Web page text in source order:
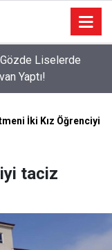
Liselerde
Yaptı!
İki Kız Öğrenciyi
taciz